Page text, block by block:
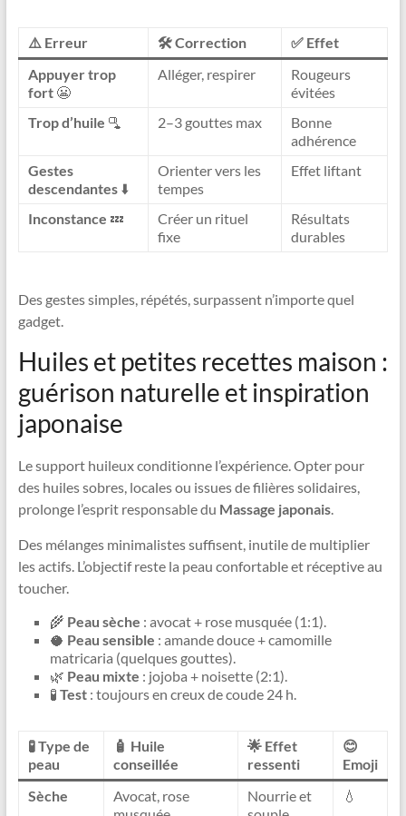
⚠️ Erreur 🛠️ Correction
✅ Effet
Appuyer trop
fort😬
Alléger, respirer
Rougeurs
évitées
Trop d’huile 🫗 2–3 gouttes max
Bonne
adhérence
Gestes
descendantes⬇️
Orienter vers les
tempes
Effet liftant
Inconstance 💤
Créer un rituel
fixe
Résultats
durables
Des gestes simples, répétés, surpassent n’importe quel
gadget.
Huiles et petites recettes maison :
guérison naturelle et inspiration
japonaise
Le support huileux conditionne l’expérience. Opter pour
des huiles sobres, locales ou issues de filières solidaires,
prolonge l’esprit responsable du Massage japonais.
Des mélanges minimalistes suffisent, inutile de multiplier
les actifs. L’objectif reste la peau confortable et réceptive au
toucher.
🌾 Peau sèche : avocat + rose musquée (1:1).
🥥 Peau sensible : amande douce + camomille
matricaria (quelques gouttes).
🌿 Peau mixte : jojoba + noisette (2:1).
🧪 Test: toujours en creux de coude 24 h.
🧪 Type de
peau
🧴 Huile
conseillée
🌟 Effet
ressenti
😊
Emoji
Sèche
Avocat, rose
Nourrie et
💧